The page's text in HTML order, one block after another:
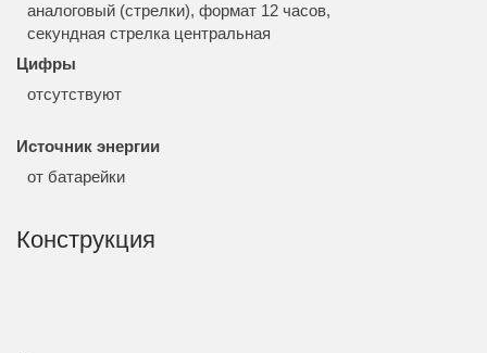
аналоговый (стрелки), формат 12 часов,
секундная стрелка центральная
Цифры
отсутствуют
Источник энергии
от батарейки
Конструкция